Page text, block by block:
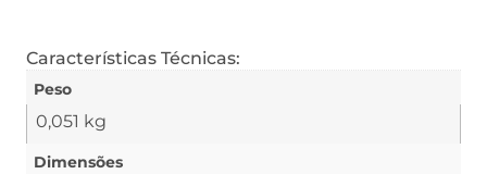
Características Técnicas:
Peso
0,051 kg
Dimensões